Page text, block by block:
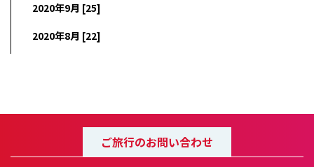
2020年9月 [25]
2020年8月 [22]
ご旅行のお問い合わせ